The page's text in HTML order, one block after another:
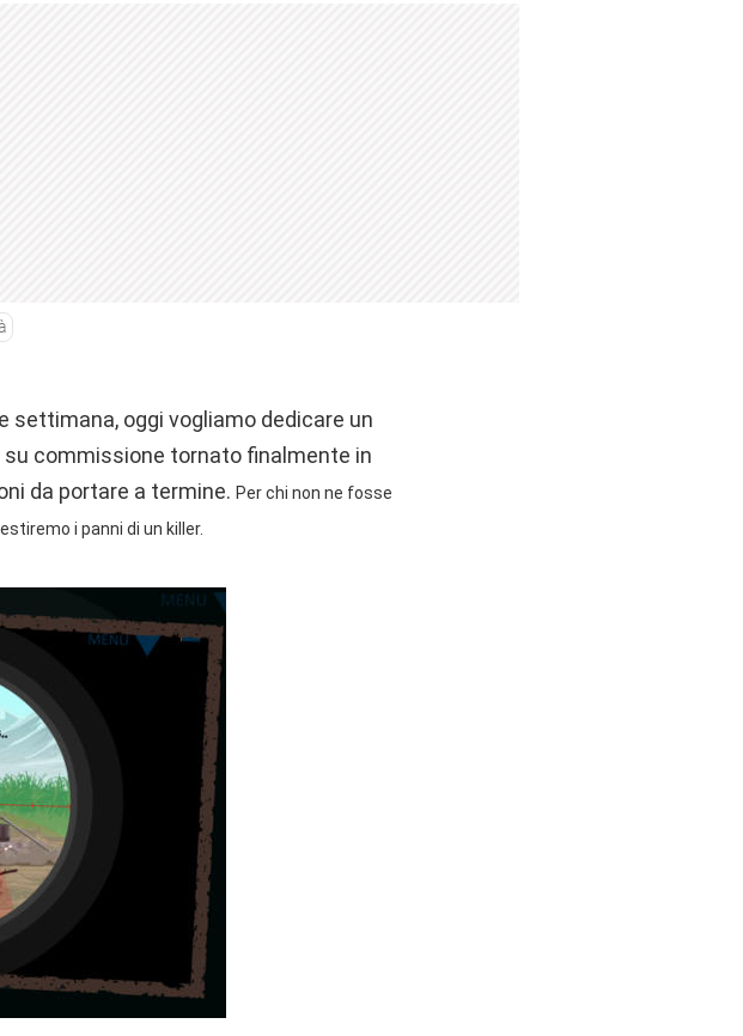
settimana, oggi vogliamo dedicare un
su commissione tornato finalmente in
da portare a termine. Per chi non ne fosse
i panni di un killer.